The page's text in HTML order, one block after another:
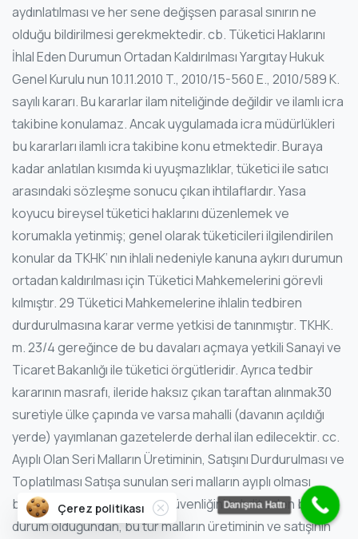
aydınlatılması ve her sene değişsen parasal sınırın ne
olduğu bildirilmesi gerekmektedir. cb. Tüketici Haklarını
İhlal Eden Durumun Ortadan Kaldırılması Yargıtay Hukuk
Genel Kurulu nun 10.11.2010 T., 2010/15-560 E., 2010/589 K.
sayılı kararı. Bu kararlar ilam niteliğinde değildir ve ilamlı icra
takibine konulamaz. Ancak uygulamada icra müdürlükleri
bu kararları ilamlı icra takibine konu etmektedir. Buraya
kadar anlatılan kısımda ki uyuşmazlıklar, tüketici ile satıcı
arasındaki sözleşme sonucu çıkan ihtilaflardır. Yasa
koyucu bireysel tüketici haklarını düzenlemek ve
korumakla yetinmiş; genel olarak tüketicileri ilgilendirilen
konular da TKHK’ nın ihlali nedeniyle kanuna aykırı durumun
ortadan kaldırılması için Tüketici Mahkemelerini görevli
kılmıştır. 29 Tüketici Mahkemelerine ihlalin tedbiren
durdurulmasına karar verme yetkisi de tanınmıştır. TKHK.
m. 23/4 gereğince de bu davaları açmaya yetkili Sanayi ve
Ticaret Bakanlığı ile tüketici örgütleridir. Ayrıca tedbir
kararının masrafı, ileride haksız çıkan taraftan alınmak30
suretiyle ülke çapında ve varsa mahalli (davanın açıldığı
yerde) yayımlanan gazetelerde derhal ilan edilecektir. cc.
Ayıplı Olan Seri Malların Üretiminin, Satışını Durdurulması ve
Toplatılması Satışa sunulan seri malların ayıplı olması
bütün tüketicilerin sağlık e güvenliğini tehdit eden bir
durum olduğundan, bu tür malların üretiminin ve satışının
Çerez politikası Close Danışma Hattı